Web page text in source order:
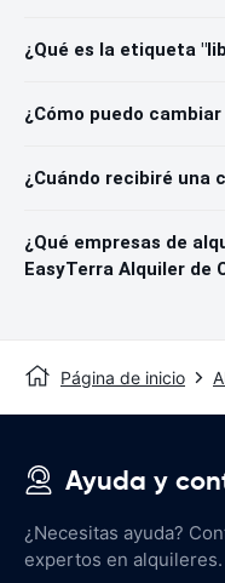
¿Qué es la etiqueta
¿Cómo puedo
¿Cuándo recibiré una
¿Qué empresas de
EasyTerra Alquiler de
Página de inicio
Ayuda y
¿Necesitas ayuda?
expertos en alquileres.